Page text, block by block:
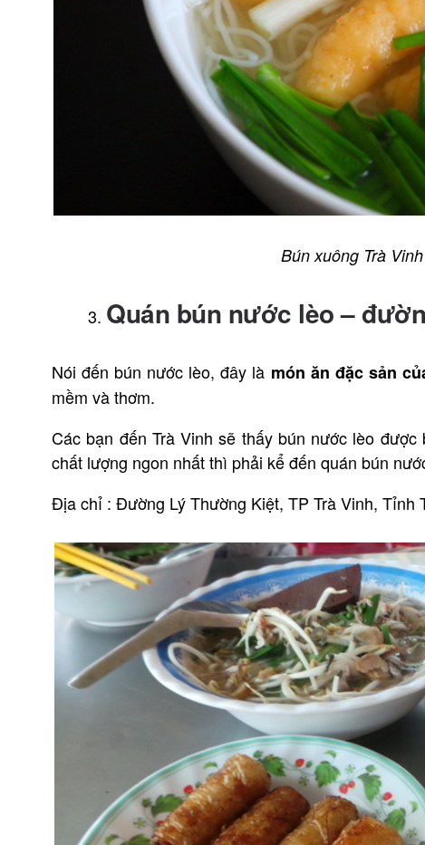
Bún xuông Trà
Quán bún nước lèo –
Nói đến bún nước lèo, đây là món ăn đặc sản
mềm và thơm.
Các bạn đến Trà Vinh sẽ thấy bún nước lèo
chất lượng ngon nhất thì phải kể đến quán bún
Địa chỉ : Đường Lý Thường Kiệt, TP Trà Vinh, Tỉnh